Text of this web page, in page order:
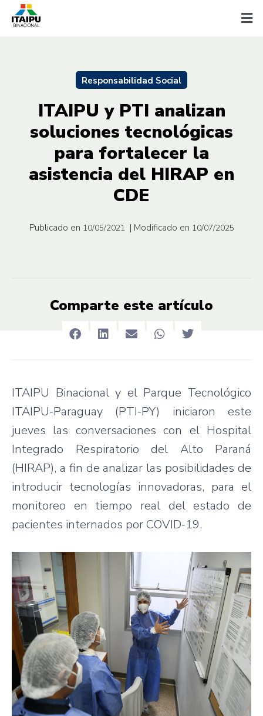
Responsabilidad Social
ITAIPU y PTI analizan
soluciones tecnológicas
para fortalecer la
asistencia del HIRAP en
CDE
Publicado en 10/05/2021 | Modificado en 10/07/2025
Comparte este artículo
ITAIPU Binacional y el Parque Tecnológico
ITAIPU-Paraguay (PTI-PY) iniciaron este
jueves las conversaciones con el Hospital
Integrado Respiratorio del Alto Paraná
(HIRAP), a fin de analizar las posibilidades de
introducir tecnologías innovadoras, para el
monitoreo en tiempo real del estado de
pacientes internados por COVID-19.